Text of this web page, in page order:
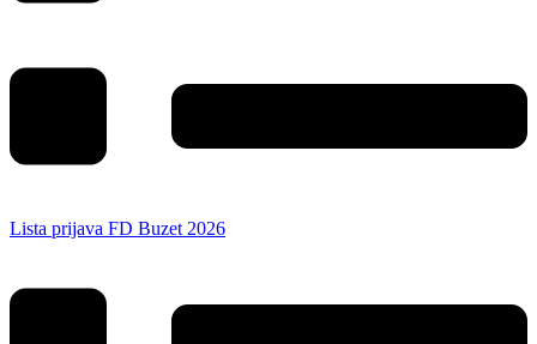
Lista prijava FD Buzet 2026